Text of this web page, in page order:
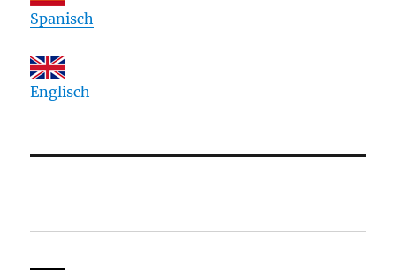
Spanisch
Englisch